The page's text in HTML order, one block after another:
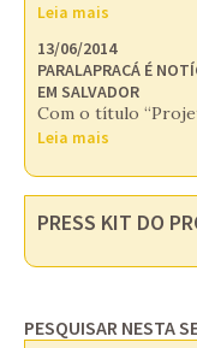
Leia mais
13/06/2014
PARALAPRACÁ É
EM SALVADOR
Com o título
Leia mais
PRESS KIT DO
PESQUISAR NESTA